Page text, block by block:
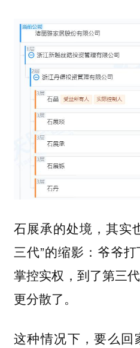
石展承的处境，其实
三代”的缩影：爷爷
掌控实权，到了第三
更分散了。
这种情况下，要么回